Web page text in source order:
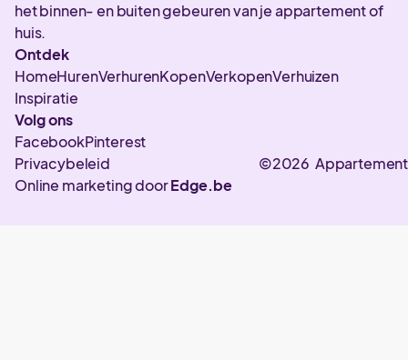
het binnen- en buiten gebeuren van je appartement of
huis.
Ontdek
HomeHurenVerhurenKopenVerkopenVerhuizen
Inspiratie
Volg ons
FacebookPinterest
©2026
Privacybeleid
Online marketing doorEdge.be